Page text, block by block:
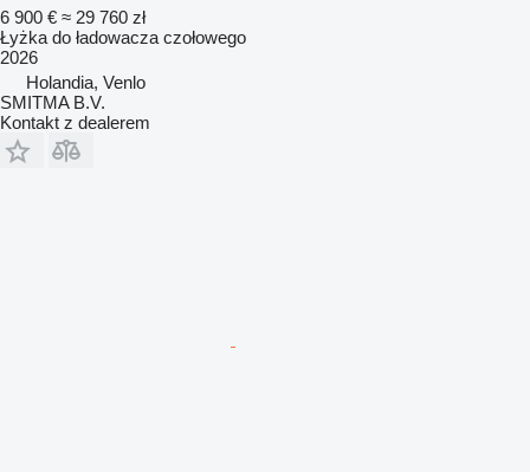
6 900 € ≈ 29 760 zł
Łyżka do ładowacza czołowego
2026
Holandia, Venlo
SMITMA B.V.
Kontakt z dealerem